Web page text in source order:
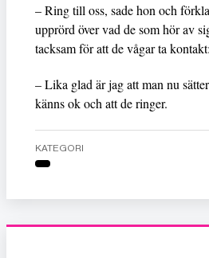
– Ring till oss, sade hon och
upprörd över vad de som hör av
tacksam för att de vågar ta kontakt:
– Lika glad är jag att man nu
känns ok och att de ringer.
KATEGORI